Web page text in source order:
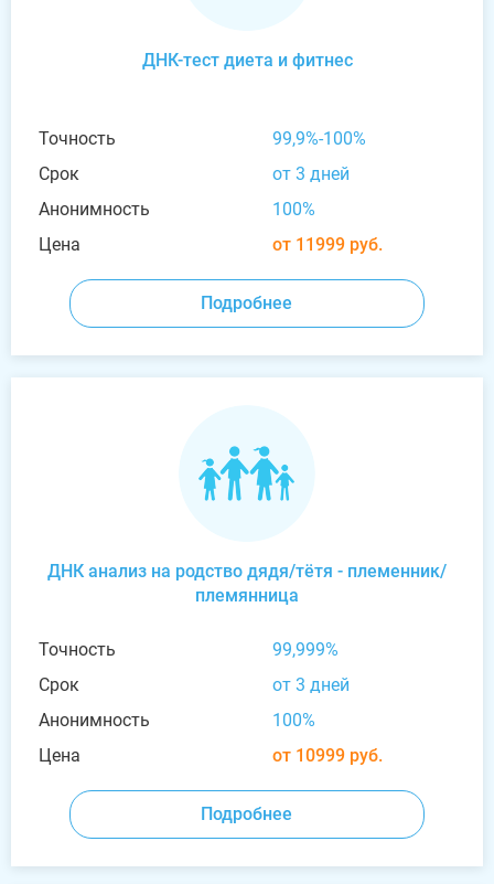
ДНК-тест диета и фитнес
Точность
99,9%-100%
Срок
от 3 дней
Анонимность
100%
Цена
от 11999 руб.
Подробнее
ДНК анализ на родство дядя/тётя - племенник/
племянница
Точность
99,999%
Срок
от 3 дней
Анонимность
100%
Цена
от 10999 руб.
Подробнее